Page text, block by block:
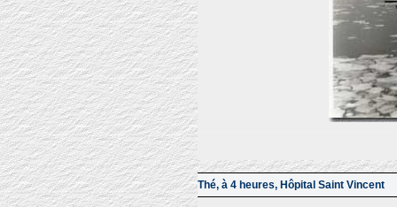
Thé, à 4 heures, Hôpital Saint Vincent